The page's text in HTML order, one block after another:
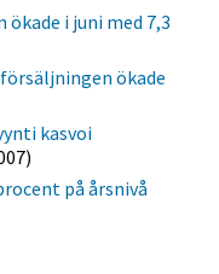
i juni med 7,3
ökade
kasvoi
på årsnivå